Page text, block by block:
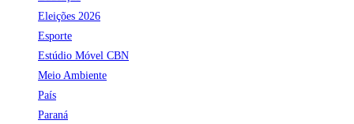
Eleições 2026
Esporte
Estúdio Móvel CBN
Meio Ambiente
País
Paraná